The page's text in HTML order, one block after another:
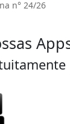
n° 24/26